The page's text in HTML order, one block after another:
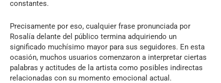
constantes.
Precisamente por eso, cualquier frase pronunciada por
Rosalía delante del público termina adquiriendo un
significado muchísimo mayor para sus seguidores. En esta
ocasión, muchos usuarios comenzaron a interpretar ciertas
palabras y actitudes de la artista como posibles indirectas
relacionadas con su momento emocional actual.